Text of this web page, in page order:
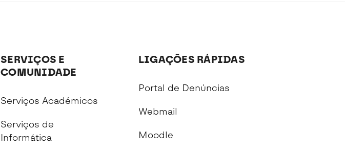
SERVIÇOS E
COMUNIDADE
Serviços Académicos
Serviços de
Informática
LIGAÇÕES RÁPIDAS
Portal de Denúncias
Webmail
Moodle